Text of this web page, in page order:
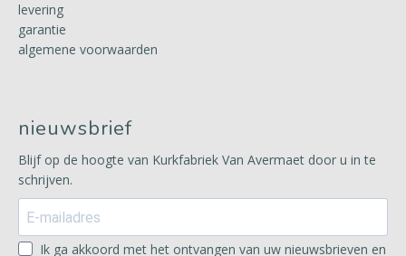
levering
garantie
algemene voorwaarden
nieuwsbrief
Blijf op de hoogte van Kurkfabriek Van Avermaet door u in te
schrijven.
Ik ga akkoord met het ontvangen van uw nieuwsbrieven en